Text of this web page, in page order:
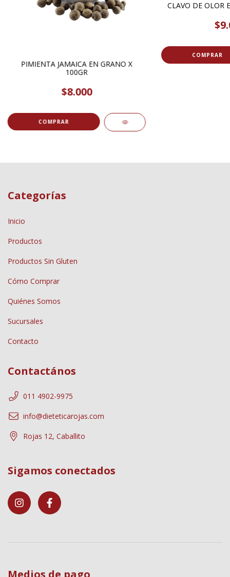
PIMIENTA JAMAICA EN GRANO X
100GR
$8.000
COMPRAR
CLAVO DE OLOR
COMPRAR
Categorías
Inicio
Productos
Productos Sin Gluten
Cómo Comprar
Quiénes Somos
Sucursales
Contacto
Contactános
011 4902-9975
info@dieteticarojas.com
Rojas 12, Caballito
Sigamos conectados
Medios de pago